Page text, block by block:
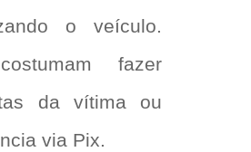
o veículo.
fazer
da vítima ou
via Pix.